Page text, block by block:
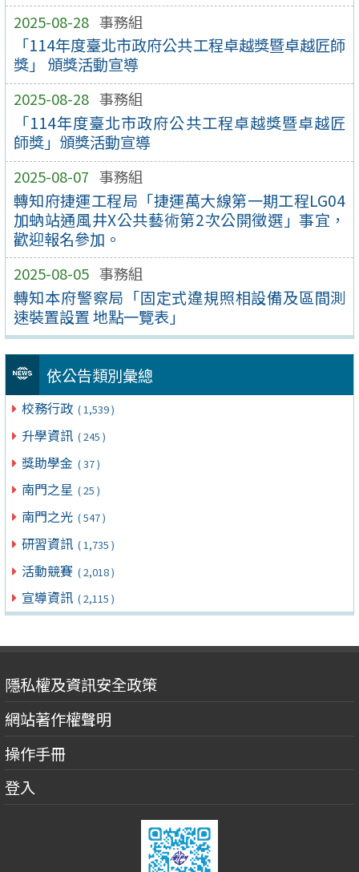
2025-08-28 事務組
「114年度臺北市政府公共工程卓越獎暨卓越匠師
獎」 頒獎活動宣導
2025-08-28 事務組
「114年度臺北市政府公共工程卓越獎暨卓越匠
師獎」頒獎活動宣導
2025-08-07 事務組
轉知府捷運工程局「捷運萬大線第一期工程LG04
加蚋站通風井X公共藝術第2次公開徵選」事宜，
歡迎報名參加。
2025-08-05 事務組
轉知本府警察局「固定式違規照相設備及區間測
速裝置設置 地點一覽表」
依公告類別彙總
校務行政 ( 1,539 )
升學資訊 ( 245 )
獎助學金 ( 37 )
南門之星 ( 25 )
南門之光 ( 547 )
研習資訊 ( 1,735 )
活動競賽 ( 2,018 )
宣導資訊 ( 2,115 )
隱私權及資訊安全政策
網站著作權聲明
操作手冊
登入